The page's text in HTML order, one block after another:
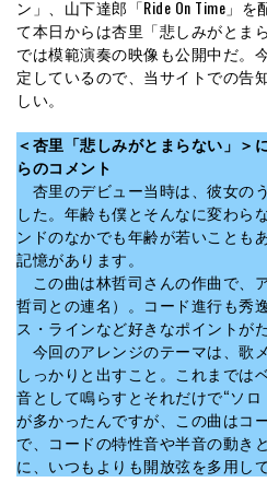
ン」、山下達郎「Ride On Time」
て本日からは杏里「悲しみがとま
では模範演奏の映像も公開中だ。
定しているので、当サイトでの告
しい。
＜杏里「悲しみがとまらない」＞
らのコメント
杏里のデビュー当時は、彼女の
した。年齢も僕とそんなに変わら
ンドのなかでも年齢が若いことも
記憶があります。
この曲は林哲司さんの作曲で、
哲司との連名）。コード進行も秀
ス・ラインなど好きなポイントが
今回のアレンジのテーマは、歌
しっかりと出すこと。これまでは
音として鳴らすとそれだけで“ソ
が多かったんですが、この曲はコ
で、コードの特性音や半音の動き
に、いつもよりも開放弦を多用し